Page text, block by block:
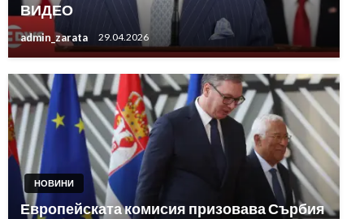
ВИДЕО
admin_zarata 29.04.2026
НОВИНИ
Европейската комисия призовава Сърбия